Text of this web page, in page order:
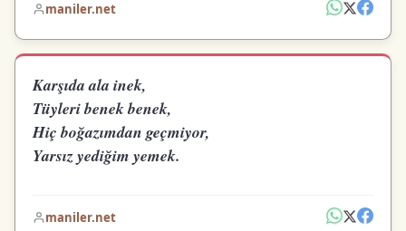
maniler.net
Karşıda ala inek,
Tüyleri benek benek,
Hiç boğazımdan geçmiyor,
Yarsız yediğim yemek.
maniler.net